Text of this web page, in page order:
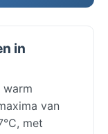
in
warm
van
met